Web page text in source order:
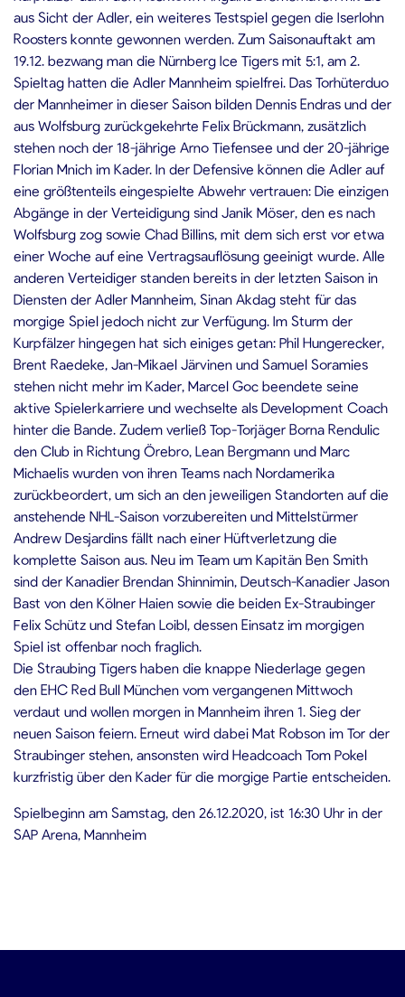
aus Sicht der Adler, ein weiteres Testspiel gegen die Iserlohn
Roosters konnte gewonnen werden. Zum Saisonauftakt am
19.12. bezwang man die Nürnberg Ice Tigers mit 5:1, am 2.
Spieltag hatten die Adler Mannheim spielfrei. Das Torhüterduo
der Mannheimer in dieser Saison bilden Dennis Endras und der
aus Wolfsburg zurückgekehrte Felix Brückmann, zusätzlich
stehen noch der 18-jährige Arno Tiefensee und der 20-jährige
Florian Mnich im Kader. In der Defensive können die Adler auf
eine größtenteils eingespielte Abwehr vertrauen: Die einzigen
Abgänge in der Verteidigung sind Janik Möser, den es nach
Wolfsburg zog sowie Chad Billins, mit dem sich erst vor etwa
einer Woche auf eine Vertragsauflösung geeinigt wurde. Alle
anderen Verteidiger standen bereits in der letzten Saison in
Diensten der Adler Mannheim, Sinan Akdag steht für das
morgige Spiel jedoch nicht zur Verfügung. Im Sturm der
Kurpfälzer hingegen hat sich einiges getan: Phil Hungerecker,
Brent Raedeke, Jan-Mikael Järvinen und Samuel Soramies
stehen nicht mehr im Kader, Marcel Goc beendete seine
aktive Spielerkarriere und wechselte als Development Coach
hinter die Bande. Zudem verließ Top-Torjäger Borna Rendulic
den Club in Richtung Örebro, Lean Bergmann und Marc
Michaelis wurden von ihren Teams nach Nordamerika
zurückbeordert, um sich an den jeweiligen Standorten auf die
anstehende NHL-Saison vorzubereiten und Mittelstürmer
Andrew Desjardins fällt nach einer Hüftverletzung die
komplette Saison aus. Neu im Team um Kapitän Ben Smith
sind der Kanadier Brendan Shinnimin, Deutsch-Kanadier Jason
Bast von den Kölner Haien sowie die beiden Ex-Straubinger
Felix Schütz und Stefan Loibl, dessen Einsatz im morgigen
Spiel ist offenbar noch fraglich.
Die Straubing Tigers haben die knappe Niederlage gegen
den EHC Red Bull München vom vergangenen Mittwoch
verdaut und wollen morgen in Mannheim ihren 1. Sieg der
neuen Saison feiern. Erneut wird dabei Mat Robson im Tor der
Straubinger stehen, ansonsten wird Headcoach Tom Pokel
kurzfristig über den Kader für die morgige Partie entscheiden.
Spielbeginn am Samstag, den 26.12.2020, ist 16:30 Uhr in der
SAP Arena, Mannheim